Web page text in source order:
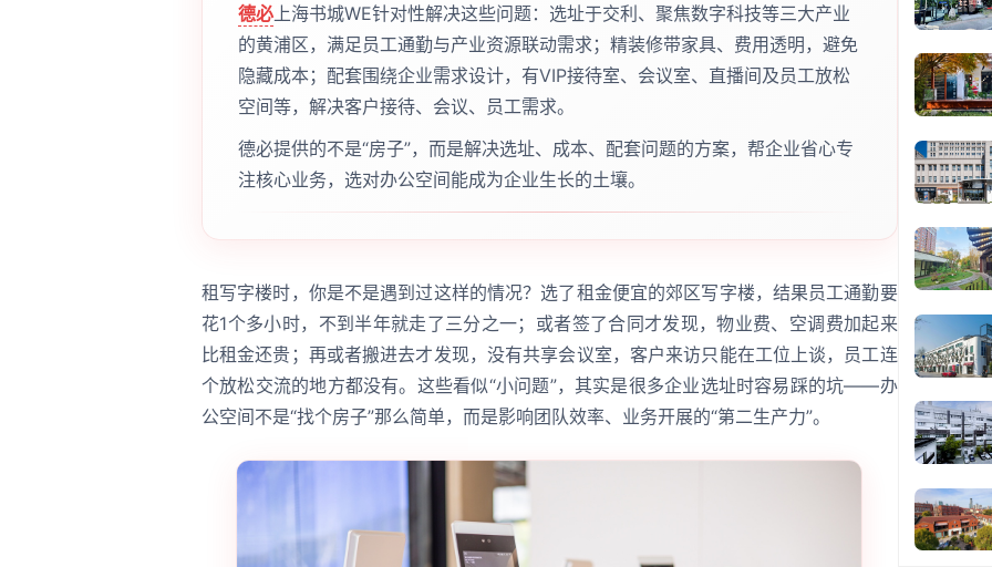
德必 上海书城WE针对性解决这些问题：选址于交利、聚焦数字科技等三大产业
的黄浦区，满足员工通勤与产业资源联动需求；精装修带家具、费用透明，避免
隐藏成本；配套围绕企业需求设计，有VIP接待室、会议室、直播间及员工放松
空间等，解决客户接待、会议、员工需求。
德必提供的不是“房子”，而是解决选址、成本、配套问题的方案，帮企业省心专
注核心业务，选对办公空间能成为企业生长的土壤。
租写字楼时，你是不是遇到过这样的情况？选了租金便宜的郊区写字楼，结果员工通勤要
花1个多小时，不到半年就走了三分之一；或者签了合同才发现，物业费、空调费加起来
比租金还贵；再或者搬进去才发现，没有共享会议室，客户来访只能在工位上谈，员工连
个放松交流的地方都没有。这些看似“小问题”，其实是很多企业选址时容易踩的坑——办
公空间不是“找个房子”那么简单，而是影响团队效率、业务开展的“第二生产力”。